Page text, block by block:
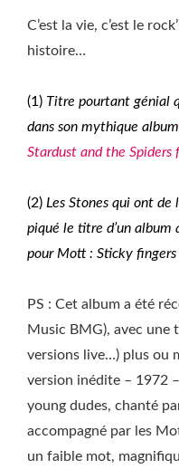
C’est la vie, c’est le
histoire…
(1) Titre pourtant génial
dans son mythique album
Stardust and the Spiders
(2) Les Stones qui ont
piqué le titre d’un album
pour Mott : Sticky fingers
PS : Cet album a été
Music BMG), avec une
versions live…) plus ou
version inédite – 1972
young dudes, chanté
accompagné par les
un faible mot,